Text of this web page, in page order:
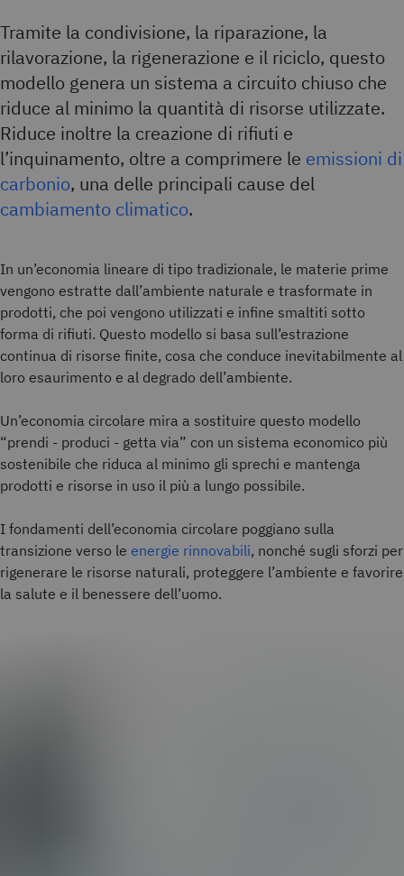
Tramite la condivisione, la riparazione, la
rilavorazione, la rigenerazione e il riciclo, questo
modello genera un sistema a circuito chiuso che
riduce al minimo la quantità di risorse utilizzate.
Riduce inoltre la creazione di rifiuti e
l’inquinamento, oltre a comprimere le emissioni di
carbonio, una delle principali cause del
cambiamento climatico.
In un’economia lineare di tipo tradizionale, le materie prime
vengono estratte dall’ambiente naturale e trasformate in
prodotti, che poi vengono utilizzati e infine smaltiti sotto
forma di rifiuti. Questo modello si basa sull’estrazione
continua di risorse finite, cosa che conduce inevitabilmente al
loro esaurimento e al degrado dell’ambiente.
Un’economia circolare mira a sostituire questo modello
“prendi - produci - getta via” con un sistema economico più
sostenibile che riduca al minimo gli sprechi e mantenga
prodotti e risorse in uso il più a lungo possibile.
I fondamenti dell’economia circolare poggiano sulla
transizione verso le energie rinnovabili, nonché sugli sforzi per
rigenerare le risorse naturali, proteggere l’ambiente e favorire
la salute e il benessere dell’uomo.